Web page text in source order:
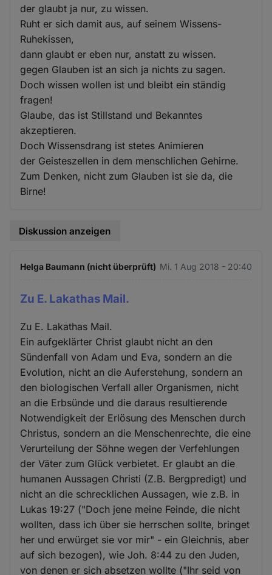
der glaubt ja nur, zu wissen.
Ruht er sich damit aus, auf seinem Wissens-
Ruhekissen,
dann glaubt er eben nur, anstatt zu wissen.
gegen Glauben ist an sich ja nichts zu sagen.
Doch wissen wollen ist und bleibt ein ständig
fragen!
Glaube, das ist Stillstand und Bekanntes
akzeptieren.
Doch Wissensdrang ist stetes Animieren
der Geisteszellen in dem menschlichen Gehirne.
Zum Denken, nicht zum Glauben ist sie da, die
Birne!
Diskussion anzeigen
Helga Baumann (nicht überprüft) Mi. 1 Aug 2018 - 20:40
Zu E. Lakathas Mail.
Zu E. Lakathas Mail.
Ein aufgeklärter Christ glaubt nicht an den
Sündenfall von Adam und Eva, sondern an die
Evolution, nicht an die Auferstehung, sondern an
den biologischen Verfall aller Organismen, nicht
an die Erbsünde und die daraus resultierende
Notwendigkeit der Erlösung des Menschen durch
Christus, sondern an die Menschenrechte, die eine
Verurteilung der Söhne wegen der Verfehlungen
der Väter zum Glück verbietet. Er glaubt an die
humanen Aussagen Christi (Z.B. Bergpredigt) und
nicht an die schrecklichen Aussagen, wie z.B. in
Lukas 19:27 ("Doch jene meine Feinde, die nicht
wollten, dass ich über sie herrschen sollte, bringet
her und erwürget sie vor mir" - ein Gleichnis, aber
auf sich bezogen), wie Joh. 8:44 zu den Juden,
von denen er sich absetzen wollte ("Ihr seid von